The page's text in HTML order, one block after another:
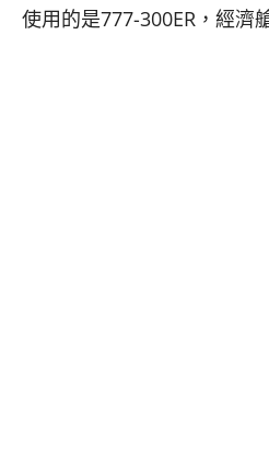
使用的是777-300ER，經濟